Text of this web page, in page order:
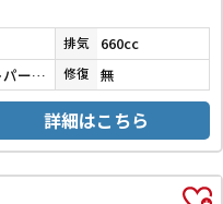
排気 660cc
ホワイトパール３コートパール 修復 無
詳細はこちら